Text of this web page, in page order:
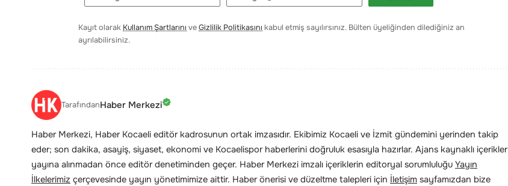
Kayıt olarak Kullanım Şartlarını veGizlilik Politikasını kabul etmiş sayılırsınız. Bülten üyeliğinden dilediğiniz an
ayrılabilirsiniz.
TarafındanHaber Merkezi
Haber Merkezi, Haber Kocaeli editör kadrosunun ortak imzasıdır. Ekibimiz Kocaeli ve İzmit gündemini yerinden takip
eder; son dakika, asayiş, siyaset, ekonomi ve Kocaelispor haberlerini doğruluk esasıyla hazırlar. Ajans kaynaklı içerikler
yayına alınmadan önce editör denetiminden geçer. Haber Merkezi imzalı içeriklerin editoryal sorumluluğu Yayın
İlkelerimiz çerçevesinde yayın yönetimimize aittir. Haber önerisi ve düzeltme talepleri için İletişim sayfamızdan bize